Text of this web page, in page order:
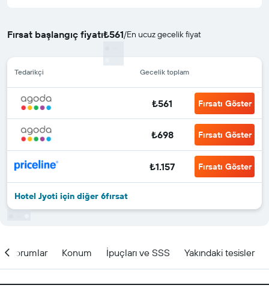
Fırsat başlangıç fiyatı₺561/En ucuz gecelik fiyat
Tedarikçi Gecelik toplam
₺561 Fırsatı Göster
₺698 Fırsatı Göster
₺1.157 Fırsatı Göster
Hotel Jyoti için diğer 6fırsat
Yorumlar Konum İpuçları ve SSS Yakındaki tesisler